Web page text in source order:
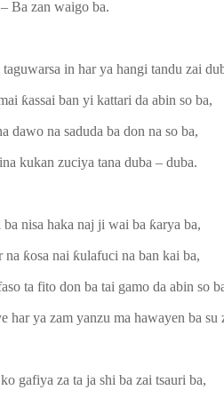
Ba zan waigo ba.
in har ya hangi tandu zai
ƙassai ban yi kattari da abin so ba,
dawo na saduda ba don na so ba,
kukan zuciya tana duba – duba.
nisa haka naj ji wai ba ƙarya ba,
ƙosa nai ƙulafuci na ban kai ba,
ta fito don ba tai gamo da abin so
har ya zam yanzu ma hawayen ba su
gafiya za ta ja shi ba zai tsauri ba,